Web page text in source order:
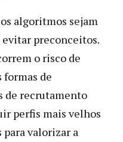
algoritmos sejam
evitar preconceitos.
o risco de
de
de recrutamento
perfis mais velhos
para valorizar a